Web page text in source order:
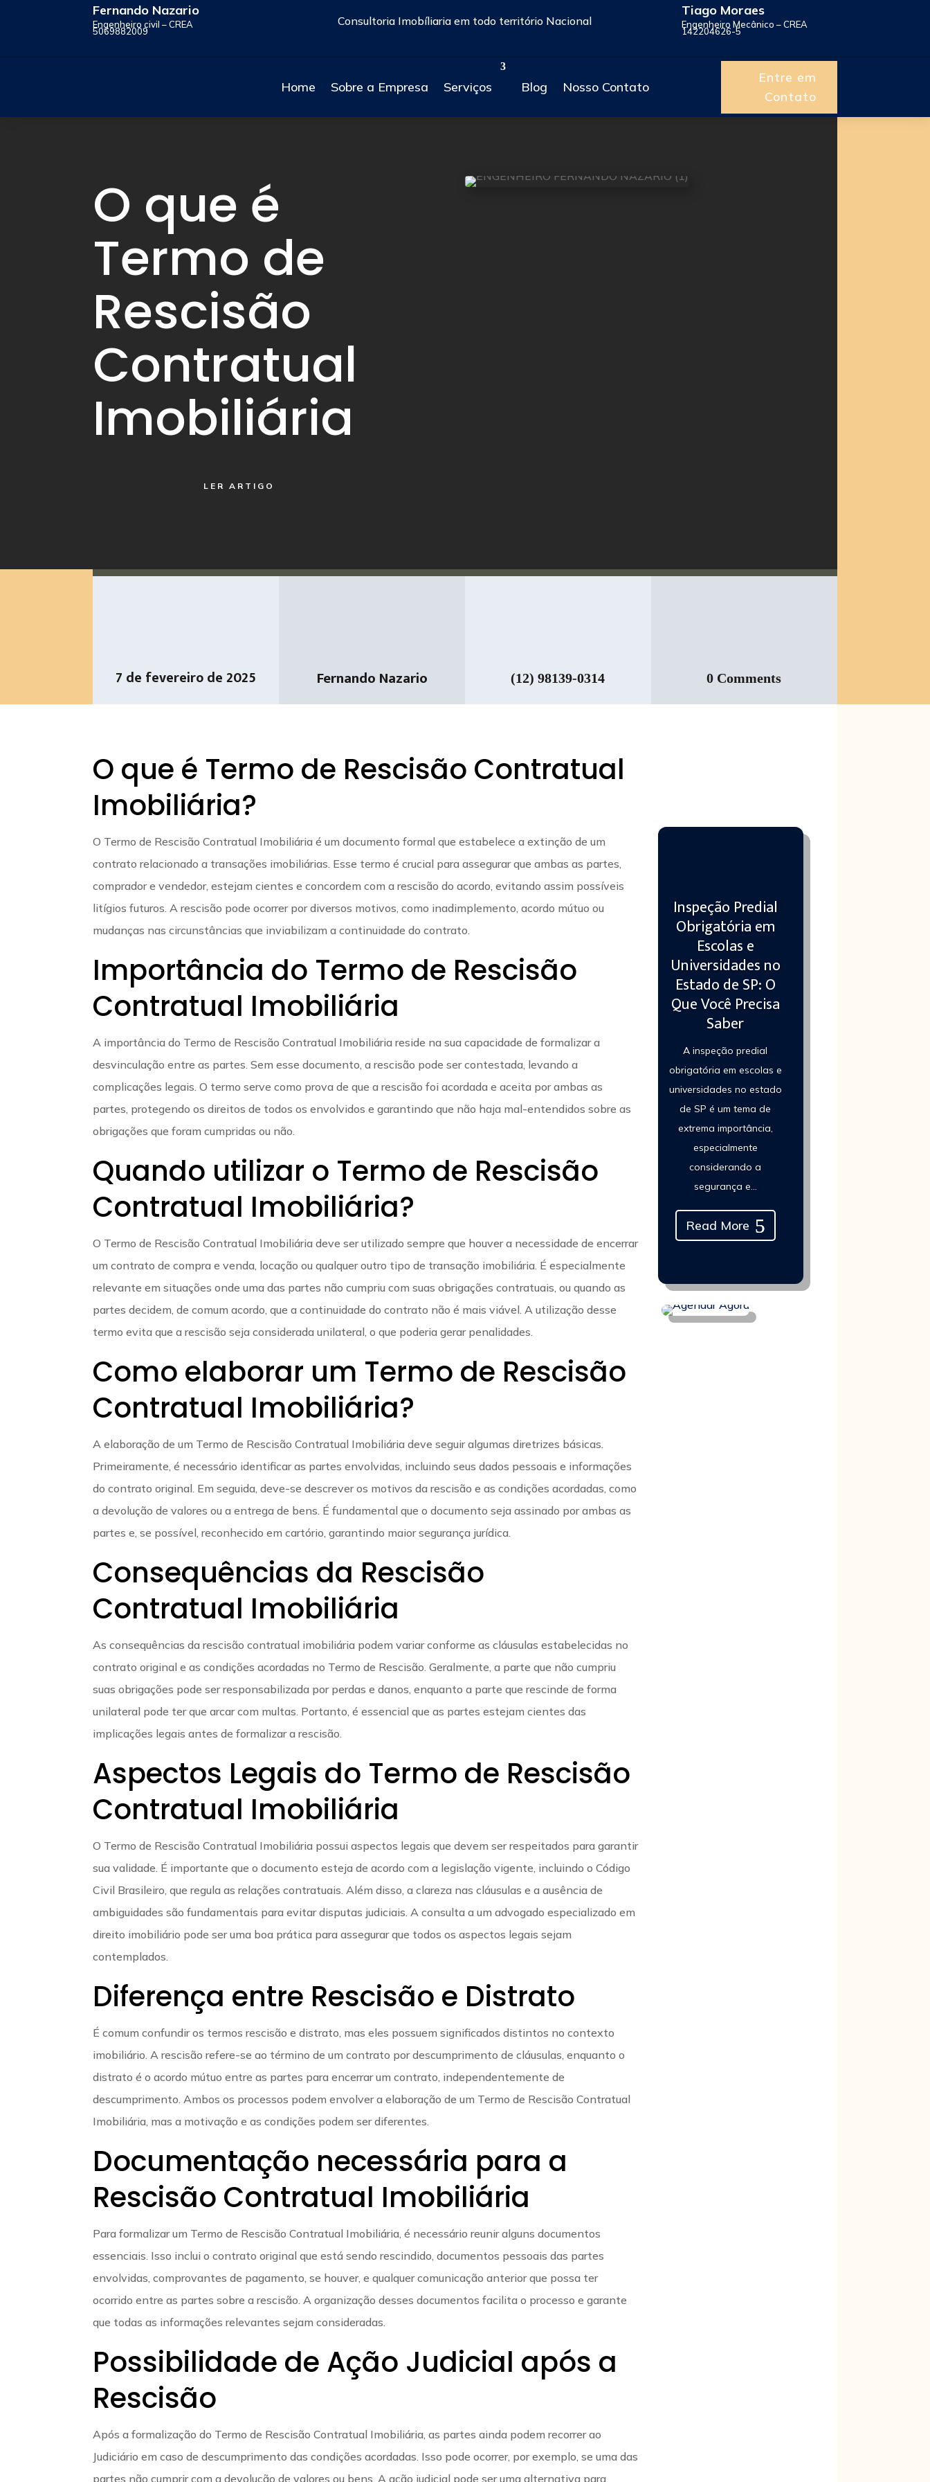
Fernando Nazario
Engenheiro civil – CREA
5069882009
Consultoria Imobíliaria em todo território Nacional
Tiago Moraes
Engenheiro Mecânico – CREA
142204626-5
Home Sobre a Empresa Serviços Blog Nosso Contato
Entre em
Contato
O que é
Termo de
Rescisão
Contratual
Imobiliária
LER ARTIGO
7 de fevereiro de 2025 Fernando Nazario (12) 98139-0314 0 Comments
O que é Termo de Rescisão Contratual
Imobiliária?
O Termo de Rescisão Contratual Imobiliária é um documento formal que estabelece a extinção de um
contrato relacionado a transações imobiliárias. Esse termo é crucial para assegurar que ambas as partes,
comprador e vendedor, estejam cientes e concordem com a rescisão do acordo, evitando assim possíveis
litígios futuros. A rescisão pode ocorrer por diversos motivos, como inadimplemento, acordo mútuo ou
mudanças nas circunstâncias que inviabilizam a continuidade do contrato.
Importância do Termo de Rescisão
Contratual Imobiliária
A importância do Termo de Rescisão Contratual Imobiliária reside na sua capacidade de formalizar a
desvinculação entre as partes. Sem esse documento, a rescisão pode ser contestada, levando a
complicações legais. O termo serve como prova de que a rescisão foi acordada e aceita por ambas as
partes, protegendo os direitos de todos os envolvidos e garantindo que não haja mal-entendidos sobre as
obrigações que foram cumpridas ou não.
Quando utilizar o Termo de Rescisão
Contratual Imobiliária?
O Termo de Rescisão Contratual Imobiliária deve ser utilizado sempre que houver a necessidade de encerrar
um contrato de compra e venda, locação ou qualquer outro tipo de transação imobiliária. É especialmente
relevante em situações onde uma das partes não cumpriu com suas obrigações contratuais, ou quando as
partes decidem, de comum acordo, que a continuidade do contrato não é mais viável. A utilização desse
termo evita que a rescisão seja considerada unilateral, o que poderia gerar penalidades.
Como elaborar um Termo de Rescisão
Contratual Imobiliária?
A elaboração de um Termo de Rescisão Contratual Imobiliária deve seguir algumas diretrizes básicas.
Primeiramente, é necessário identificar as partes envolvidas, incluindo seus dados pessoais e informações
do contrato original. Em seguida, deve-se descrever os motivos da rescisão e as condições acordadas, como
a devolução de valores ou a entrega de bens. É fundamental que o documento seja assinado por ambas as
partes e, se possível, reconhecido em cartório, garantindo maior segurança jurídica.
Consequências da Rescisão
Contratual Imobiliária
As consequências da rescisão contratual imobiliária podem variar conforme as cláusulas estabelecidas no
contrato original e as condições acordadas no Termo de Rescisão. Geralmente, a parte que não cumpriu
suas obrigações pode ser responsabilizada por perdas e danos, enquanto a parte que rescinde de forma
unilateral pode ter que arcar com multas. Portanto, é essencial que as partes estejam cientes das
implicações legais antes de formalizar a rescisão.
Aspectos Legais do Termo de Rescisão
Contratual Imobiliária
O Termo de Rescisão Contratual Imobiliária possui aspectos legais que devem ser respeitados para garantir
sua validade. É importante que o documento esteja de acordo com a legislação vigente, incluindo o Código
Civil Brasileiro, que regula as relações contratuais. Além disso, a clareza nas cláusulas e a ausência de
ambiguidades são fundamentais para evitar disputas judiciais. A consulta a um advogado especializado em
direito imobiliário pode ser uma boa prática para assegurar que todos os aspectos legais sejam
contemplados.
Diferença entre Rescisão e Distrato
É comum confundir os termos rescisão e distrato, mas eles possuem significados distintos no contexto
imobiliário. A rescisão refere-se ao término de um contrato por descumprimento de cláusulas, enquanto o
distrato é o acordo mútuo entre as partes para encerrar um contrato, independentemente de
descumprimento. Ambos os processos podem envolver a elaboração de um Termo de Rescisão Contratual
Imobiliária, mas a motivação e as condições podem ser diferentes.
Documentação necessária para a
Rescisão Contratual Imobiliária
Para formalizar um Termo de Rescisão Contratual Imobiliária, é necessário reunir alguns documentos
essenciais. Isso inclui o contrato original que está sendo rescindido, documentos pessoais das partes
envolvidas, comprovantes de pagamento, se houver, e qualquer comunicação anterior que possa ter
ocorrido entre as partes sobre a rescisão. A organização desses documentos facilita o processo e garante
que todas as informações relevantes sejam consideradas.
Possibilidade de Ação Judicial após a
Rescisão
Após a formalização do Termo de Rescisão Contratual Imobiliária, as partes ainda podem recorrer ao
Judiciário em caso de descumprimento das condições acordadas. Isso pode ocorrer, por exemplo, se uma das
partes não cumprir com a devolução de valores ou bens. A ação judicial pode ser uma alternativa para
Inspeção Predial
Obrigatória em
Escolas e
Universidades no
Estado de SP: O
Que Você Precisa
Saber
A inspeção predial
obrigatória em escolas e
universidades no estado
de SP é um tema de
extrema importância,
especialmente
considerando a
segurança e...
Read More